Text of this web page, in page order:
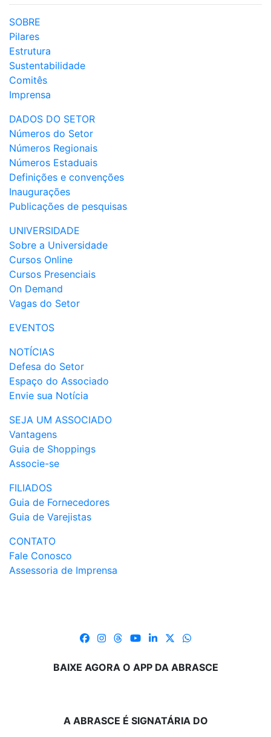
SOBRE
Pilares
Estrutura
Sustentabilidade
Comitês
Imprensa
DADOS DO SETOR
Números do Setor
Números Regionais
Números Estaduais
Definições e convenções
Inaugurações
Publicações de pesquisas
UNIVERSIDADE
Sobre a Universidade
Cursos Online
Cursos Presenciais
On Demand
Vagas do Setor
EVENTOS
NOTÍCIAS
Defesa do Setor
Espaço do Associado
Envie sua Notícia
SEJA UM ASSOCIADO
Vantagens
Guia de Shoppings
Associe-se
FILIADOS
Guia de Fornecedores
Guia de Varejistas
CONTATO
Fale Conosco
Assessoria de Imprensa
BAIXE AGORA O APP DA ABRASCE
A ABRASCE É SIGNATÁRIA DO